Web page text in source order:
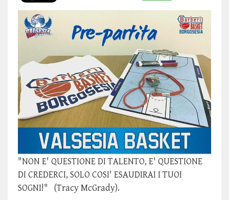
"NON E' QUESTIONE DI TALENTO, E' QUESTIONE
DI CREDERCI, SOLO COSI' ESAUDIRAI I TUOI
SOGNI!" (Tracy McGrady).